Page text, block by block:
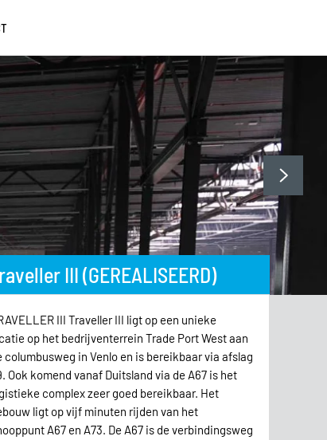
III (GEREALISEERD)
III Traveller III ligt op een unieke
op het bedrijventerrein Trade Port West aan
columbusweg in Venlo en is bereikbaar via afslag
Ook komend vanaf Duitsland via de A67 is het
complex zeer goed bereikbaar. Het
ligt op vijf minuten rijden van het
A67 en A73. De A67 is de verbindingsweg